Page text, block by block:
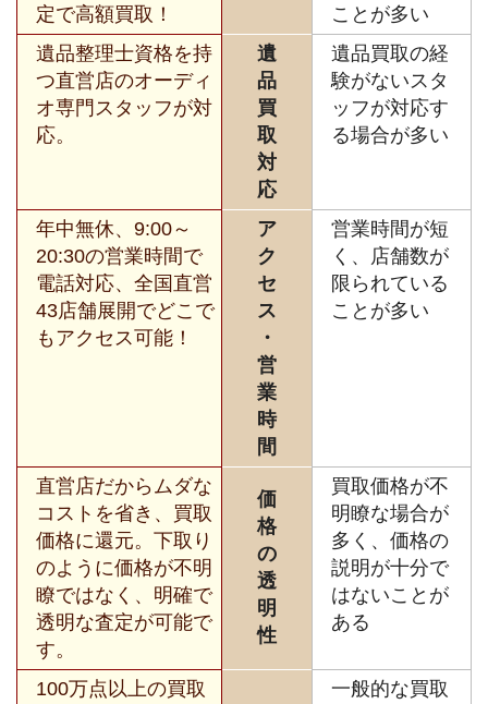
定で高額買取！
ことが多い
遺品整理士資格を持
つ直営店のオーディ
オ専門スタッフが対
応。
遺
品
買
取
対
応
遺品買取の経
験がないスタ
ッフが対応す
る場合が多い
年中無休、9:00～
20:30の営業時間で
電話対応、全国直営
43店舗展開でどこで
もアクセス可能！
ア
ク
セ
ス
・
営
業
時
間
営業時間が短
く、店舗数が
限られている
ことが多い
直営店だからムダな
コストを省き、買取
価格に還元。下取り
のように価格が不明
瞭ではなく、明確で
透明な査定が可能で
す。
価
格
の
透
明
性
買取価格が不
明瞭な場合が
多く、価格の
説明が十分で
はないことが
ある
100万点以上の買取
一般的な買取